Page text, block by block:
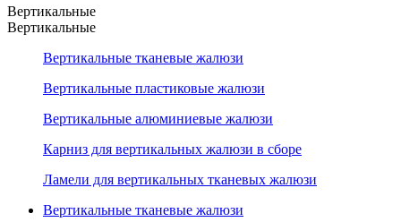
Вертикальные
Вертикальные
Вертикальные тканевые жалюзи
Вертикальные пластиковые жалюзи
Вертикальные алюминиевые жалюзи
Карниз для вертикальных жалюзи в сборе
Ламели для вертикальных тканевых жалюзи
Вертикальные тканевые жалюзи